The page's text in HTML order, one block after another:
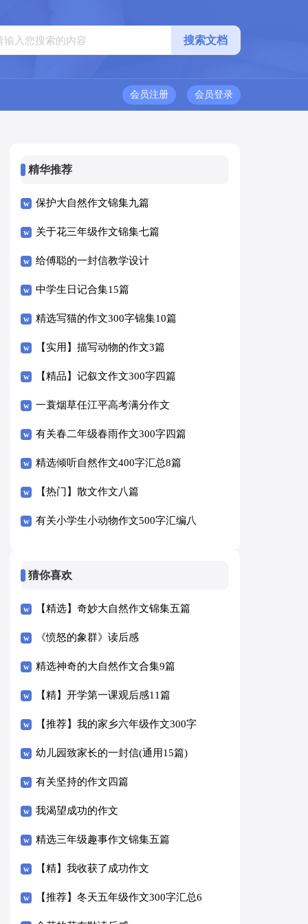
会员登录
会员注册
精华推荐
保护大自然作文锦集九篇
关于花三年级作文锦集七篇
给傅聪的一封信教学设计
中学生日记合集15篇
精选写猫的作文300字锦集10篇
【实用】描写动物的作文3篇
【精品】记叙文作文300字四篇
一蓑烟草任江平高考满分作文
有关春二年级春雨作文300字四篇
精选倾听自然作文400字汇总8篇
【热门】散文作文八篇
有关小学生小动物作文500字汇编八
猜你喜欢
【精选】奇妙大自然作文锦集五篇
《愤怒的象群》读后感
精选神奇的大自然作文合集9篇
【精】开学第一课观后感11篇
【推荐】我的家乡六年级作文300字
汇总八篇
幼儿园致家长的一封信(通用15篇)
有关坚持的作文四篇
我渴望成功的作文
精选三年级趣事作文锦集五篇
【精】我收获了成功作文
【推荐】冬天五年级作文300字汇总6